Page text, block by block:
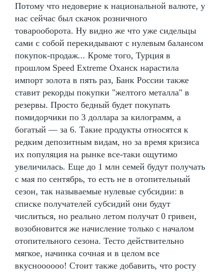
Потому что недоверие к национальной валюте, у
нас сейчас был скачок розничного
товарооборота. Ну видно же что уже сидельцы
сами с собой перекидывают с нулевым балансом
покупок-продаж... Кроме того, Турция в
прошлом Speed Extreme Оханск нарастила
импорт золота в пять раз, Банк России также
ставит рекорды покупки "желтого металла" в
резервы. Просто бедный будет покупать
помидорчики по 3 доллара за килограмм, а
богатый — за 6. Такие продукты относятся к
редким депозитным видам, но за время кризиса
их популяция на рынке все-таки ощутимо
увеличилась. Еще до 1 млн семей будут получать
с мая по сентябрь, то есть не в отопительный
сезон, так называемые нулевые субсидии: в
списке получателей субсидий они будут
числиться, но реально летом получат 0 гривен,
возобновится же начисление только с началом
отопительного сезона. Тесто действительно
мягкое, начинка сочная и в целом все
вкусноооооо! Стоит также добавить, что росту